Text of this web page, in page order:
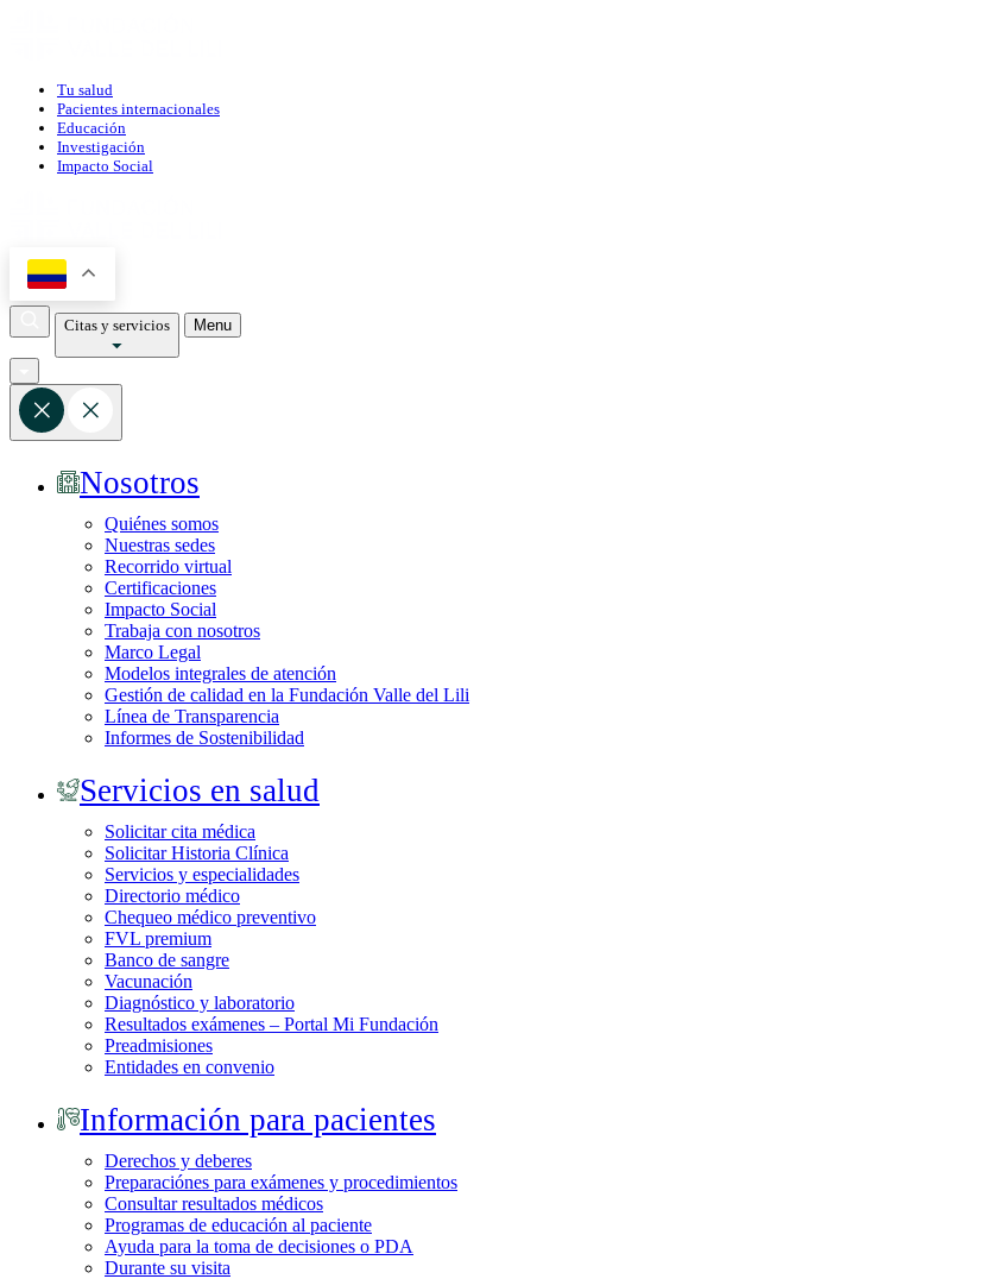
Tu salud
Pacientes internacionales
Educación
Investigación
Impacto Social
Citas y servicios Menu
Nosotros
Quiénes somos
Nuestras sedes
Recorrido virtual
Certificaciones
Impacto Social
Trabaja con nosotros
Marco Legal
Modelos integrales de atención
Gestión de calidad en la Fundación Valle del Lili
Línea de Transparencia
Informes de Sostenibilidad
Servicios en salud
Solicitar cita médica
Solicitar Historia Clínica
Servicios y especialidades
Directorio médico
Chequeo médico preventivo
FVL premium
Banco de sangre
Vacunación
Diagnóstico y laboratorio
Resultados exámenes – Portal Mi Fundación
Preadmisiones
Entidades en convenio
Información para pacientes
Derechos y deberes
Preparaciónes para exámenes y procedimientos
Consultar resultados médicos
Programas de educación al paciente
Ayuda para la toma de decisiones o PDA
Durante su visita